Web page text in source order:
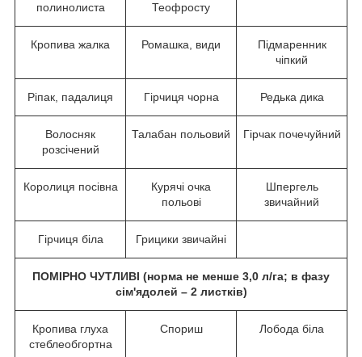
полинолиста
Теофросту
Кропива жалка Ромашка, види
Підмаренник
чіпкий
Ріпак, падалиця Гірчиця чорна Редька дика
Волосняк
розсічений
Талабан польовий Гірчак почечуйний
Королиця посівна
Курячі очка
польові
Шпергель
звичайний
Гірчиця біла Грицики звичайні
ПОМІРНО ЧУТЛИВІ (норма не менше 3,0 л/га; в фазу
сім'ядолей – 2 листків)
Кропива глуха
стеблеобгортна
Спориш Лобода біла